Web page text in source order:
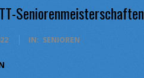
Seniorenmeisterschaften
IN: SENIOREN